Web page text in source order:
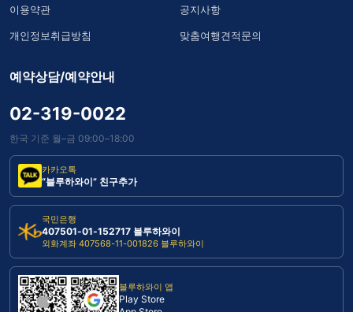
이용약관 공지사항
개인정보취급방침 맞춤여행견적문의
예약상담/예약안내
02-319-0022
한국 기준 월–금 09:00–18:00
카카오톡
“블루하와이” 친구추가
국민은행
407501-01-152717 블루하와이
외화계좌 407568-11-001826 블루하와이
블루하와이 앱
Play Store